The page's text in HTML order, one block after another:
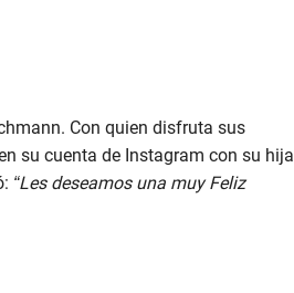
Con quien disfruta sus
su cuenta de Instagram con su hija
“Les deseamos una muy Feliz